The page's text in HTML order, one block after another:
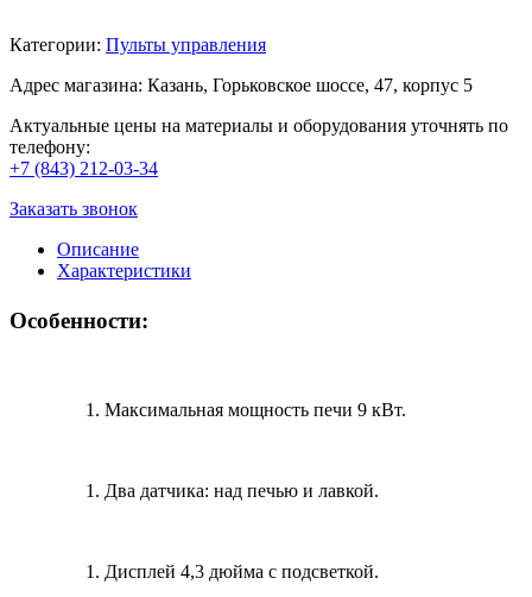
Категории: Пульты управления
Адрес магазина: Казань, Горьковское шоссе, 47, корпус 5
Актуальные цены на материалы и оборудования уточнять по
телефону:
+7 (843) 212-03-34
Заказать звонок
Описание
Характеристики
Особенности:
Максимальная мощность печи 9 кВт.
Два датчика: над печью и лавкой.
Дисплей 4,3 дюйма с подсветкой.